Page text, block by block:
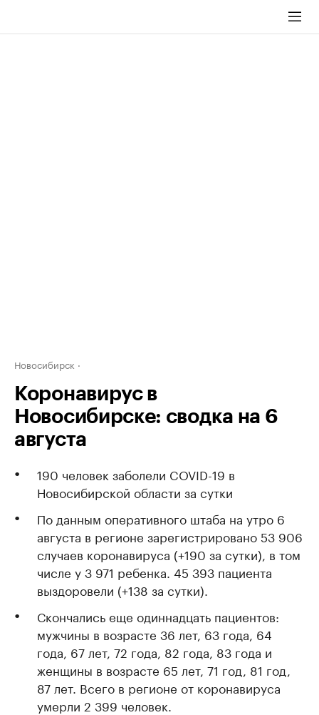
Новосибирск
Коронавирус в
Новосибирске: сводка на 6
августа
190 человек заболели COVID-19 в
Новосибирской области за сутки
По данным оперативного штаба на утро 6
августа в регионе зарегистрировано 53 906
случаев коронавируса (+190 за сутки), в том
числе у 3 971 ребенка. 45 393 пациента
выздоровели (+138 за сутки).
Скончались еще одиннадцать пациентов:
мужчины в возрасте 36 лет, 63 года, 64
года, 67 лет, 72 года, 82 года, 83 года и
женщины в возрасте 65 лет, 71 год, 81 год,
87 лет. Всего в регионе от коронавируса
умерли 2 399 человек.